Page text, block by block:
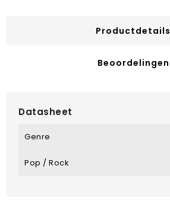
Productdetails
Beoordelingen
Datasheet
Genre
Pop / Rock